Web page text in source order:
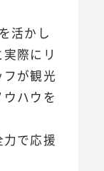
活かし
際にリ
が観光
ハウを
力で応援